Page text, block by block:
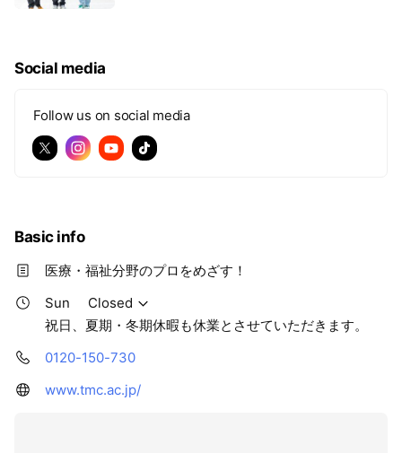
Social media
Follow us on social media
Basic info
医療・福祉分野のプロをめざす！
Sun
Closed
祝日、夏期・冬期休暇も休業とさせていただきます。
0120-150-730
www.tmc.ac.jp/